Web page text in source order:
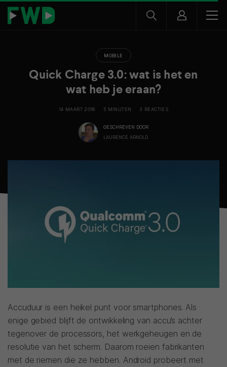
MOBILE
Quick Charge 3.0: wat is het en
wat heb je eraan?
14 MAART 2016 5 MINUTEN 3 REACTIES
GESCHREVEN DOOR
LAURENCE ARNOLD
Accuduur is een heikel punt voor smartphones. Als
enige gebied blijft de ontwikkeling van accu’s achter
tegenover de processors, het werkgeheugen en de
resolutie van het scherm. Daarom roeien fabrikanten
met de riemen die ze hebben. Android probeert met